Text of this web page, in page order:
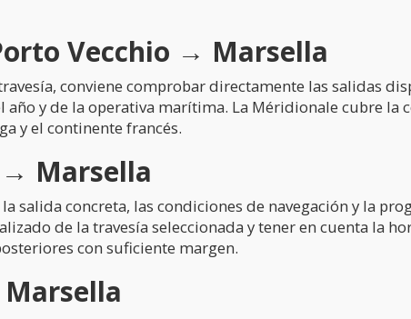
Vecchio → Marsella
conviene comprobar directamente las salidas
y de la operativa marítima. La Méridionale cubre la
y el continente francés.
→ Marsella
salida concreta, las condiciones de navegación y la
de la travesía seleccionada y tener en cuenta la
con suficiente margen.